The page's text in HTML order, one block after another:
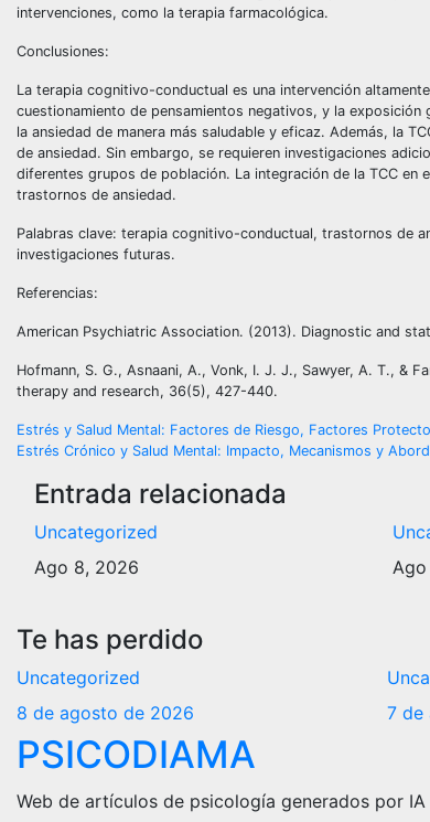
intervenciones, como la terapia farmacológica.
Conclusiones:
La terapia cognitivo-conductual es una intervención
cuestionamiento de pensamientos negativos, y la
la ansiedad de manera más saludable y eficaz. Además, la
de ansiedad. Sin embargo, se requieren investigaciones
diferentes grupos de población. La integración de la TCC
trastornos de ansiedad.
Palabras clave: terapia cognitivo-conductual, trastornos de
investigaciones futuras.
Referencias:
American Psychiatric Association. (2013). Diagnostic and
Hofmann, S. G., Asnaani, A., Vonk, I. J. J., Sawyer, A. T., &
therapy and research, 36(5), 427-440.
Navegación
de
entradas
Estrés y Salud Mental: Factores de Riesgo, Factores
Estrés Crónico y Salud Mental: Impacto, Mecanismos y
Entrada relacionada
Uncategorized
Ago 8, 2026
Ago
Te has perdido
Uncategorized
8 de agosto de 2026
7 de
PSICODIAMA
Web de artículos de psicología generados por IA